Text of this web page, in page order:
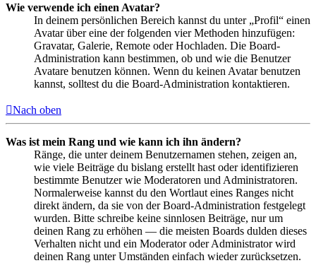
Wie verwende ich einen Avatar?
In deinem persönlichen Bereich kannst du unter „Profil“ einen
Avatar über eine der folgenden vier Methoden hinzufügen:
Gravatar, Galerie, Remote oder Hochladen. Die Board-
Administration kann bestimmen, ob und wie die Benutzer
Avatare benutzen können. Wenn du keinen Avatar benutzen
kannst, solltest du die Board-Administration kontaktieren.
Nach oben
Was ist mein Rang und wie kann ich ihn ändern?
Ränge, die unter deinem Benutzernamen stehen, zeigen an,
wie viele Beiträge du bislang erstellt hast oder identifizieren
bestimmte Benutzer wie Moderatoren und Administratoren.
Normalerweise kannst du den Wortlaut eines Ranges nicht
direkt ändern, da sie von der Board-Administration festgelegt
wurden. Bitte schreibe keine sinnlosen Beiträge, nur um
deinen Rang zu erhöhen — die meisten Boards dulden dieses
Verhalten nicht und ein Moderator oder Administrator wird
deinen Rang unter Umständen einfach wieder zurücksetzen.